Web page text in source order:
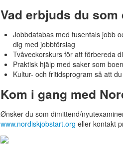
Vad erbjuds du
Jobbdatabas med tusentals jobb
dig med jobbförslag
Tvåveckorskurs för att förbereda
Praktisk hjälp med saker som
Kultur- och fritidsprogram så att
Kom i gang med
Ønsker du som dimittend/
www.nordiskjobstart.org eller kontakt